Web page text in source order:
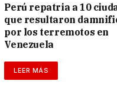
Perú repatria a 10
que resultaron
por los terremotos en
Venezuela
LEER MÁS